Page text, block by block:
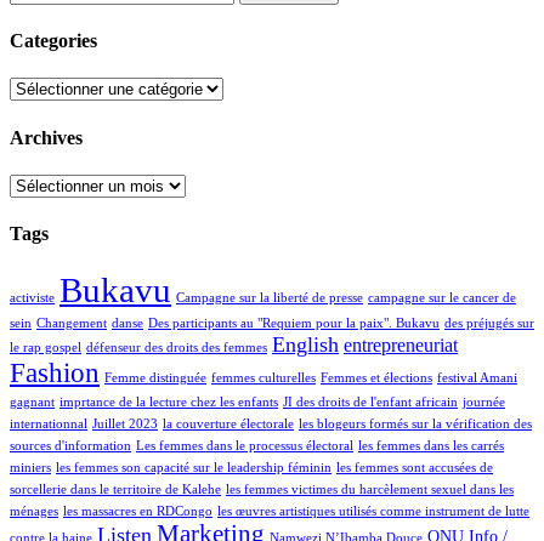
Categories
Categories
Archives
Archives
Tags
activiste Bukavu Campagne sur la liberté de presse campagne sur le cancer de
sein Changement danse Des participants au "Requiem pour la paix". Bukavu des préjugés sur
le rap gospel défenseur des droits des femmes English entrepreneuriat
Fashion Femme distinguée femmes culturelles Femmes et élections festival Amani
gagnant imprtance de la lecture chez les enfants JI des droits de l'enfant africain journée
internationnal Juillet 2023 la couverture électorale les blogeurs formés sur la vérification des
sources d'information Les femmes dans le processus électoral les femmes dans les carrés
miniers les femmes son capacité sur le leadership féminin les femmes sont accusées de
sorcellerie dans le territoire de Kalehe les femmes victimes du harcèlement sexuel dans les
ménages les massacres en RDCongo les œuvres artistiques utilisés comme instrument de lutte
Listen Marketing ONU Info /